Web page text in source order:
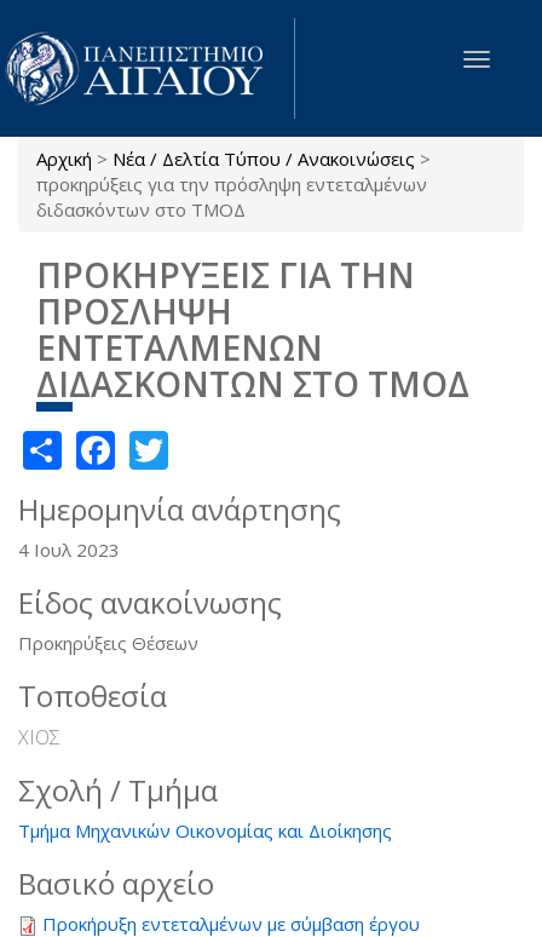
Παράκαμψη προς το κυρίως περιεχόμενο
Toggle
Είστε εδώ
Αρχική > Νέα / Δελτία Τύπου / Ανακοινώσεις >
προκηρύξεις για την πρόσληψη εντεταλμένων
διδασκόντων στο ΤΜΟΔ
ΠΡΟΚΗΡΥΞΕΙΣ ΓΙΑ ΤΗΝ
ΠΡΟΣΛΗΨΗ
ΕΝΤΕΤΑΛΜΕΝΩΝ
ΔΙΔΑΣΚΟΝΤΩΝ ΣΤΟ ΤΜΟΔ
ShareFacebook
Ημερομηνία ανάρτησης
4 Ιουλ 2023
Είδος ανακοίνωσης
Προκηρύξεις Θέσεων
Τοποθεσία
ΧΙΟΣ
Σχολή / Τμήμα
Τμήμα Μηχανικών Οικονομίας και Διοίκησης
Βασικό αρχείο
Προκήρυξη εντεταλμένων με σύμβαση έργου